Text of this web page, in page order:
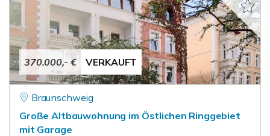
370.000,- € VERKAUFT
Braunschweig
Große Altbauwohnung im Östlichen Ringgebiet
mit Garage